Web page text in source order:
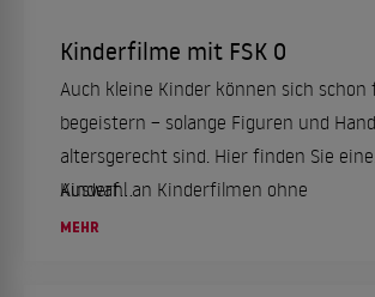
Kinderfilme mit FSK 0
Auch kleine Kinder können sich schon
begeistern – solange Figuren und
altersgerecht sind. Hier finden Sie eine
Auswahl an Kinderfilmen ohne
Altersbeschränkung für die ganze
Kinderf...
MEHR